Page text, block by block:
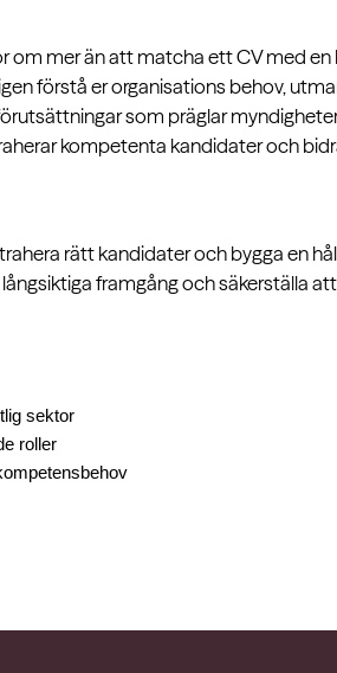
om mer än att matcha ett CV med en
förstå er organisations behov,
som präglar
kompetenta kandidater och
rätt kandidater och bygga en
framgång och säkerställa att
sektor
roller